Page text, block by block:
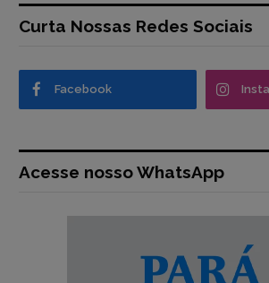
Curta Nossas Redes Sociais
Facebook
Acesse nosso WhatsApp